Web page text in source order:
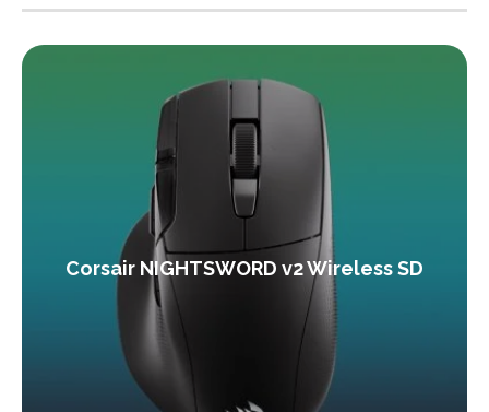
Corsair NIGHTSWORD v2 Wireless SD